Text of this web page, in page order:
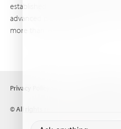
established distribution and
advanced plant nutrition
more than 100 countries.
© All rights reserved (2026) Haifa
Privacy Policy